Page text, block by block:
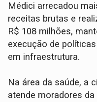
Médici arrecadou
receitas brutas e
R$ 108 milhões,
execução de
em infraestrutura.
Na área da saúde, a
atende moradores